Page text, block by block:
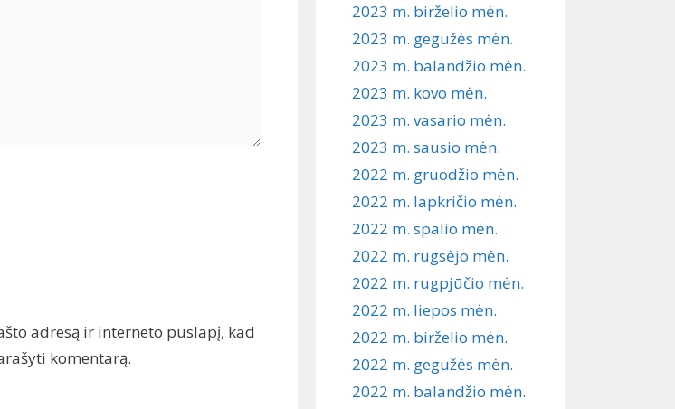
adresą ir interneto puslapį, kad
komentarą.
2023 m. birželio mėn.
2023 m. gegužės mėn.
2023 m. balandžio mėn.
2023 m. kovo mėn.
2023 m. vasario mėn.
2023 m. sausio mėn.
2022 m. gruodžio mėn.
2022 m. lapkričio mėn.
2022 m. spalio mėn.
2022 m. rugsėjo mėn.
2022 m. rugpjūčio mėn.
2022 m. liepos mėn.
2022 m. birželio mėn.
2022 m. gegužės mėn.
2022 m. balandžio mėn.